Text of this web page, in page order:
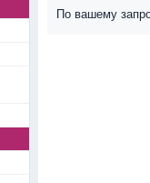
По вашему